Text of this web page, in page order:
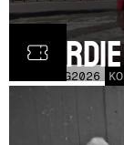
AUG2026